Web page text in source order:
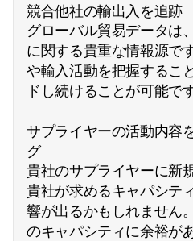
競合他社の輸出入を追跡
グローバル貿易データは
に関する貴重な情報源で
や輸入活動を把握するこ
ドし続けることが可能です
サプライヤーの活動内容
グ
貴社のサプライヤーに新
貴社が求めるキャパシテ
響が出るかもしれません
のキャパシティに余裕が